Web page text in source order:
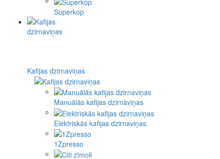
Superkop
Kafijas dzirnaviņas
Manuālās kafijas dzirnaviņas
Elektriskās kafijas dzirnaviņas
1Zpresso